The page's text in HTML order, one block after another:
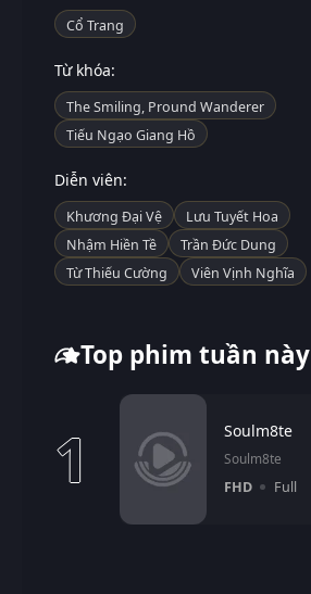
Cổ Trang
Từ khóa:
The Smiling, Pround Wanderer
Tiếu Ngạo Giang Hồ
Diễn viên:
Khương Đại Vệ
Lưu Tuyết Hoa
Nhậm Hiền Tề
Trần Đức Dung
Từ Thiếu Cường
Viên Vịnh Nghĩa
Top phim tuần này
1 Soulm8te
Soulm8te
FHD Full